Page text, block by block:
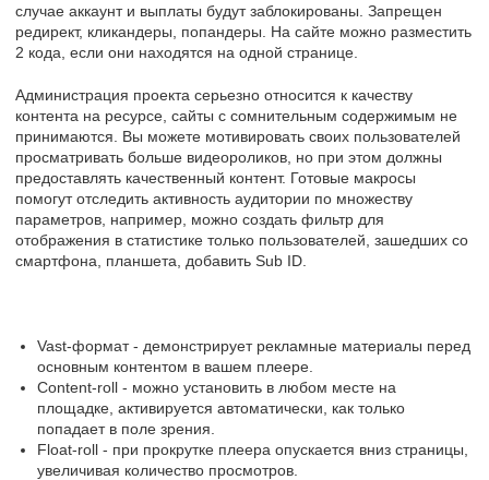
случае аккаунт и выплаты будут заблокированы. Запрещен
редирект, кликандеры, попандеры. На сайте можно разместить
2 кода, если они находятся на одной странице.
Администрация проекта серьезно относится к качеству
контента на ресурсе, сайты с сомнительным содержимым не
принимаются. Вы можете мотивировать своих пользователей
просматривать больше видеороликов, но при этом должны
предоставлять качественный контент. Готовые макросы
помогут отследить активность аудитории по множеству
параметров, например, можно создать фильтр для
отображения в статистике только пользователей, зашедших со
смартфона, планшета, добавить Sub ID.
Vast-формат - демонстрирует рекламные материалы перед
основным контентом в вашем плеере.
Content-roll - можно установить в любом месте на
площадке, активируется автоматически, как только
попадает в поле зрения.
Float-roll - при прокрутке плеера опускается вниз страницы,
увеличивая количество просмотров.